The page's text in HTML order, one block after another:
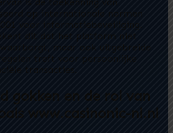
is de toekenning van
op internationale normen
voor informatiebeveiliging.
dit dat het platform niet
maar ook uitgebreide
treft voor persoonlijke
transacties.
gokken en de rol van
www.casinonic-nl.nl